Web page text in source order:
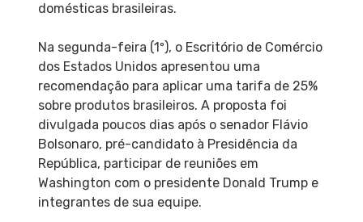
domésticas brasileiras.
Na segunda-feira (1º), o Escritório de Comércio
dos Estados Unidos apresentou uma
recomendação para aplicar uma tarifa de 25%
sobre produtos brasileiros. A proposta foi
divulgada poucos dias após o senador Flávio
Bolsonaro, pré-candidato à Presidência da
República, participar de reuniões em
Washington com o presidente Donald Trump e
integrantes de sua equipe.